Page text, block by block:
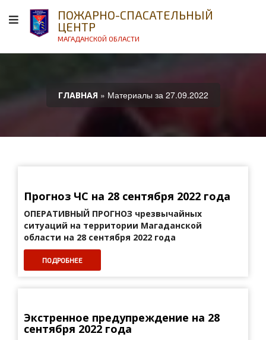
ПОЖАРНО-СПАСАТЕЛЬНЫЙ
ЦЕНТР
МАГАДАНСКОЙ ОБЛАСТИ
ГЛАВНАЯ » Материалы за 27.09.2022
Прогноз ЧС на 28 сентября 2022 года
ОПЕРАТИВНЫЙ ПРОГНОЗ чрезвычайных
ситуаций на территории Магаданской
области на 28 сентября 2022 года
ПОДРОБНЕЕ
Экстренное предупреждение на 28
сентября 2022 года